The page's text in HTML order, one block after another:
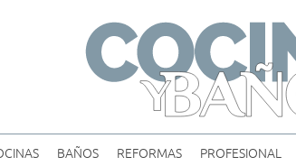
BAÑOS REFORMAS PROFESIONAL